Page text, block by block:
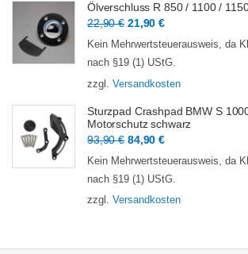
Ölverschluss R 850 / 1100 /
22,90€ Ursprünglicher
Preis
war:
22,90 €
21,90€Aktueller
Preis
ist:
21,90 €.
Kein Mehrwertsteuerausweis, da
nach §19 (1) UStG.
zzgl. Versandkosten
Sturzpad Crashpad BMW S
Motorschutz schwarz
93,90€ Ursprünglicher
Preis
war:
93,90 €
84,90€Aktueller
Preis
ist:
84,90 €.
Kein Mehrwertsteuerausweis, da
nach §19 (1) UStG.
zzgl. Versandkosten